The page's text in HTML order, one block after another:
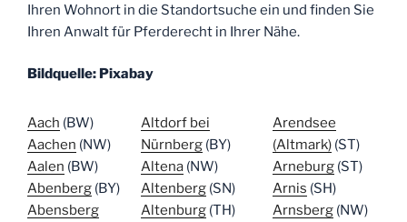
Ihren Wohnort in die Standortsuche ein und finden Sie
Ihren Anwalt für Pferderecht in Ihrer Nähe.
Bildquelle: Pixabay
Aach (BW)
Aachen (NW)
Aalen (BW)
Abenberg (BY)
Abensberg
Altdorf bei
Nürnberg(BY)
Altena(NW)
Altenberg(SN)
Altenburg(TH)
Arendsee
(Altmark)(ST)
Arneburg(ST)
Arnis (SH)
Arnsberg(NW)